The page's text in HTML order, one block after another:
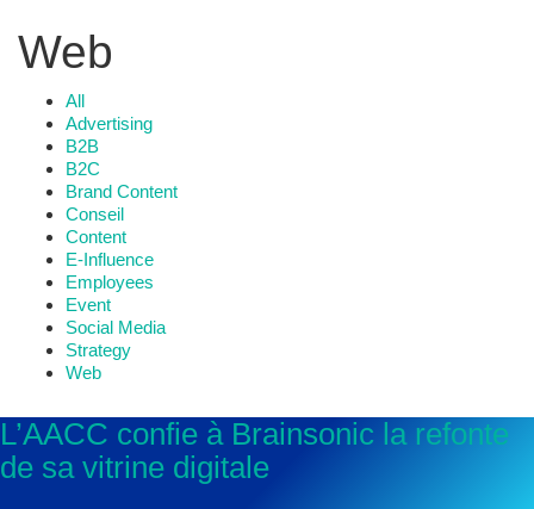
Web
All
Advertising
B2B
B2C
Brand Content
Conseil
Content
E-Influence
Employees
Event
Social Media
Strategy
Web
L’AACC confie à Brainsonic la refonte
de sa vitrine digitale